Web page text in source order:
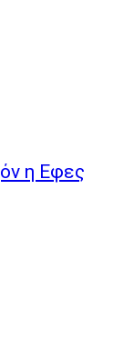
η Εφες